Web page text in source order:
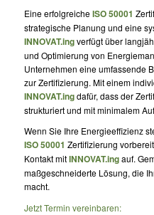
Eine erfolgreicheISO 50001
strategische Planung und eine
INNOVAT.ingverfügt über
und Optimierung von
Unternehmen eine umfassende
zur Zertifizierung. Mit einem
INNOVAT.ingdafür, dass der
strukturiert und mit minimalem
Wenn Sie Ihre Energieeffizienz
ISO 50001 Zertifizierung
Kontakt mitINNOVAT.ingauf.
maßgeschneiderte Lösung, die
macht.
Jetzt Termin vereinbaren: